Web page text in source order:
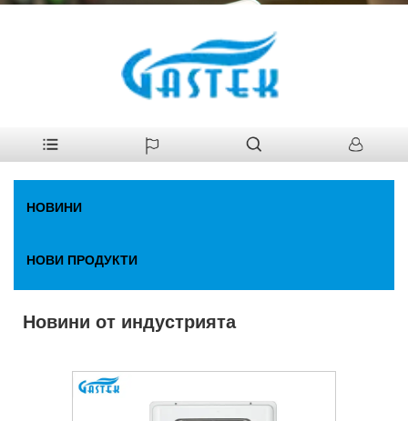
дома > Новини от индустрията
НОВИНИ
НОВИ ПРОДУКТИ
Новини от индустрията